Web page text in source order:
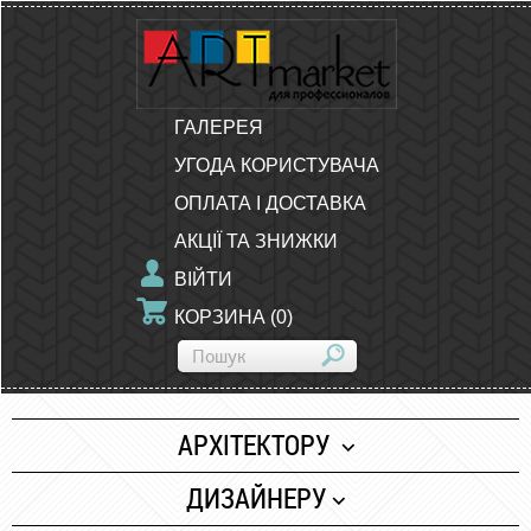
ГАЛЕРЕЯ
УГОДА КОРИСТУВАЧА
ОПЛАТА І ДОСТАВКА
АКЦІЇ ТА ЗНИЖКИ
ВІЙТИ
КОРЗИНА (0)
АРХІТЕКТОРУ
Папір
ДИЗАЙНЕРУ